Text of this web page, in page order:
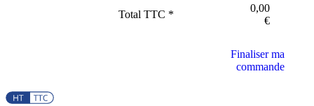
Total TTC *
0,00
€
Finaliser ma
commande